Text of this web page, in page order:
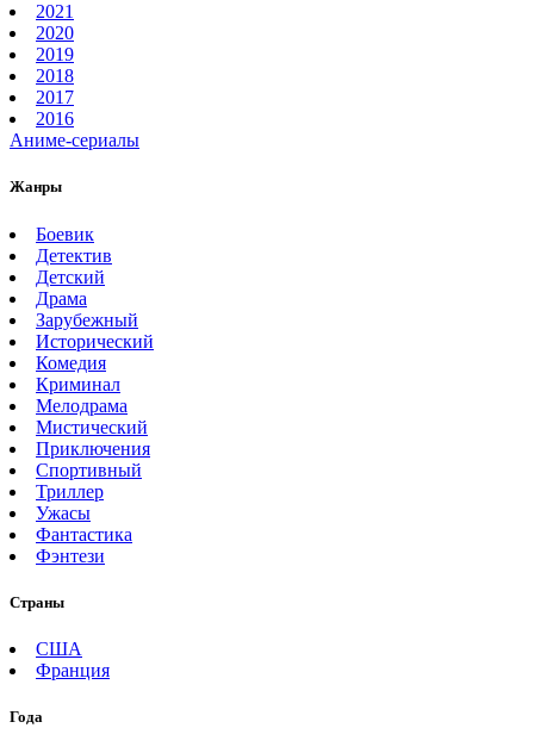
2021
2020
2019
2018
2017
2016
Аниме-сериалы
Жанры
Боевик
Детектив
Детский
Драма
Зарубежный
Исторический
Комедия
Криминал
Мелодрама
Мистический
Приключения
Спортивный
Триллер
Ужасы
Фантастика
Фэнтези
Страны
США
Франция
Года